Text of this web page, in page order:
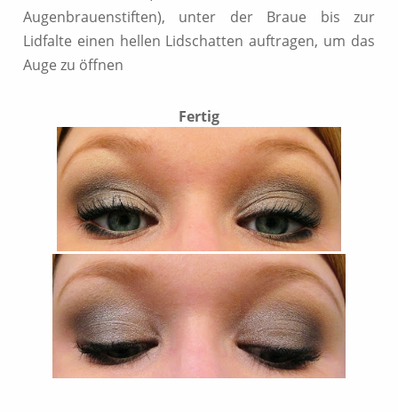
Augenbrauenstiften), unter der Braue bis zur
Lidfalte einen hellen Lidschatten auftragen, um das
Auge zu öffnen
Fertig